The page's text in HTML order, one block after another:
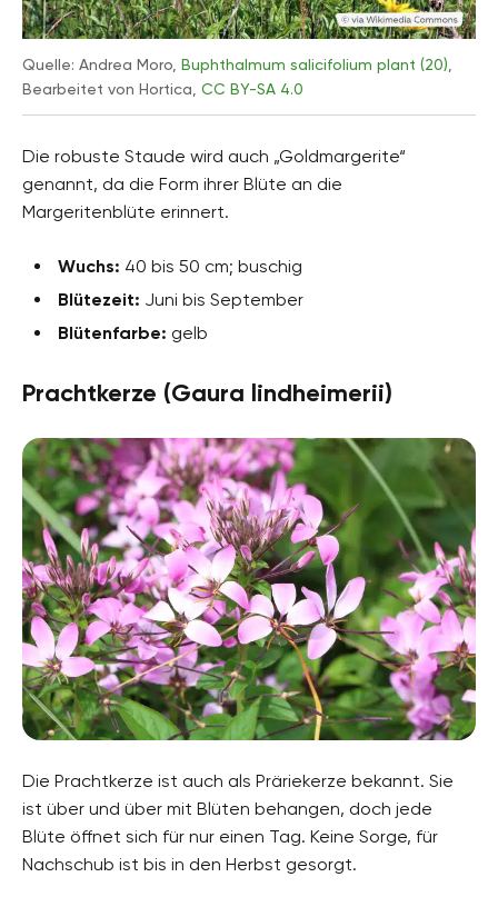
Quelle: Andrea Moro, Buphthalmum salicifolium plant (20),
Bearbeitet von Hortica, CC BY-SA 4.0
Die robuste Staude wird auch „Goldmargerite“
genannt, da die Form ihrer Blüte an die
Margeritenblüte erinnert.
Wuchs: 40 bis 50 cm; buschig
Blütezeit: Juni bis September
Blütenfarbe: gelb
Prachtkerze (Gaura lindheimerii)
Die Prachtkerze ist auch als Präriekerze bekannt. Sie
ist über und über mit Blüten behangen, doch jede
Blüte öffnet sich für nur einen Tag. Keine Sorge, für
Nachschub ist bis in den Herbst gesorgt.